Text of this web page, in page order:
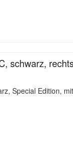
schwarz,
Special Edition,